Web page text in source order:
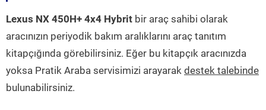
Lexus NX 450H+ 4x4 Hybrit bir araç sahibi olarak
aracınızın periyodik bakım aralıklarını araç tanıtım
kitapçığında görebilirsiniz. Eğer bu kitapçık aracınızda
yoksa Pratik Araba servisimizi arayarak destek talebinde
bulunabilirsiniz.